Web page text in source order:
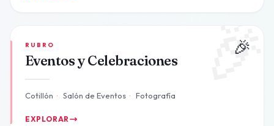
🎉
RUBRO
Eventos y Celebraciones
Cotillón · Salón de Eventos · Fotografía
EXPLORAR